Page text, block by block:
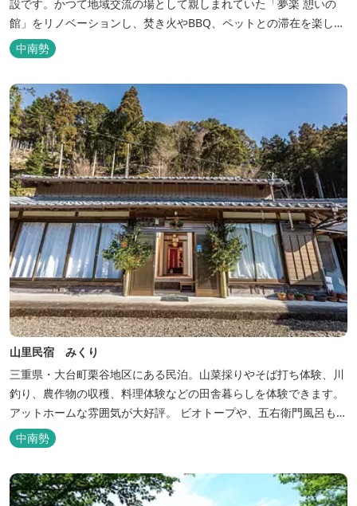
設です。かつて地域交流の場として親しまれていた「夢楽 憩いの
館」をリノベーションし、焚き火やBBQ、ペットとの滞在を楽しめ
る“キャンプ気分”の宿として生まれ変わりました。 【営業時間】 チ
ェックイン 15：00（早めのチェックインご希望は予約時に要相
談） チェックアウト 9：00 【定休日】 不定休 【料金...
中南勢
山里民宿 みくり
三重県・大台町栗谷地区にある民泊。山菜採りやそば打ち体験、川
釣り、農作物の収穫、料理体験などの田舎暮らしを体験できます。
アットホームな雰囲気が大好評。 ビオトープや、五右衛門風呂も楽
しめます。6月はホタル観賞が人気。 夜になると周囲は真っ暗。都
会には無い闇の中を飛び交うヒメホタル・ヘイケボタルを観賞した
り、星空を眺めたり・・・ 初夏の早朝には「アカショウビン」の美
しい声を聞く事ができた...
中南勢